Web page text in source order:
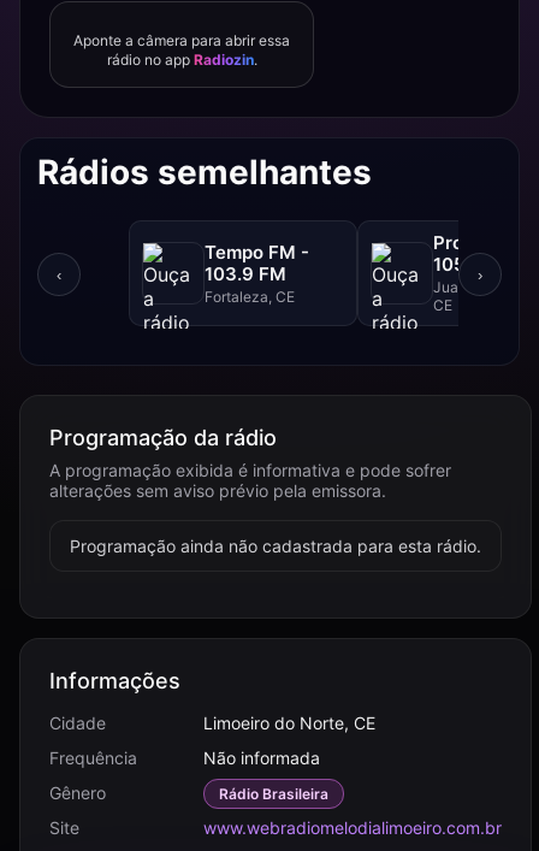
Aponte a câmera para abrir essa
rádio no app Radiozin.
Rádios semelhantes
‹
Tempo FM -
103.9 FM
Fortaleza, CE
Progresso
105.1 FM
Juazeiro Do
CE
›
Programação da rádio
A programação exibida é informativa e pode sofrer
alterações sem aviso prévio pela emissora.
Programação ainda não cadastrada para esta rádio.
Informações
Cidade
Limoeiro do Norte, CE
Frequência
Não informada
Gênero
Rádio Brasileira
Site
www.webradiomelodialimoeiro.com.br